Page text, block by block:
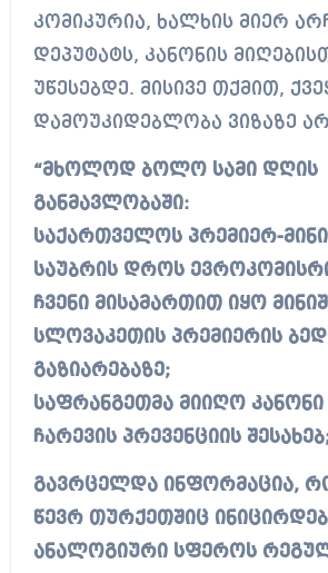
კომიკურია, ხალხის მიერ
დეპუტატს, კანონის
უწესებდე. მისივე თქმით,
დამოუკიდებლობა ვიზაზე
“მხოლოდ ბოლო სამი დღის
განმავლობაში:
საქართველოს პრემიერ-
საუბრის დროს
ჩვენი მისამართით იყო
სლოვაკეთის პრემიერის
გაზიარებაზე;
საფრანგეთმა მიიღო
ჩარევის პრევენციის
გავრცელდა ინფორმაცია,
წევრ თურქეთშიც
ანალოგიური სფეროს